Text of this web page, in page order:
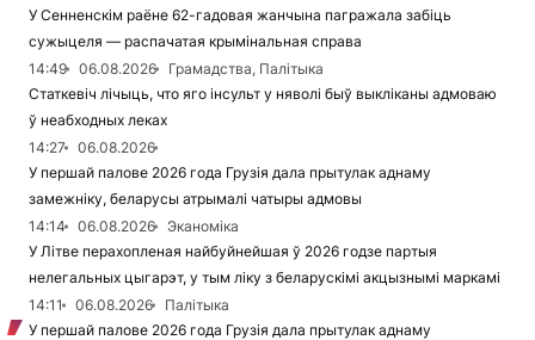
У Сенненскім раёне 62-гадовая жанчына пагражала забіць
сужыцеля — распачатая крымінальная справа
14:49
06.08.2026
Грамадства, Палітыка
Статкевіч лічыць, что яго інсульт у няволі быў выкліканы адмоваю
ў неабходных леках
14:27
06.08.2026
У першай палове 2026 года Грузія дала прытулак аднаму
замежніку, беларусы атрымалі чатыры адмовы
14:14
06.08.2026
Эканоміка
У Літве перахопленая найбуйнейшая ў 2026 годзе партыя
нелегальных цыгарэт, у тым ліку з беларускімі акцызнымі маркамі
14:11
06.08.2026
Палітыка
У першай палове 2026 года Грузія дала прытулак аднаму